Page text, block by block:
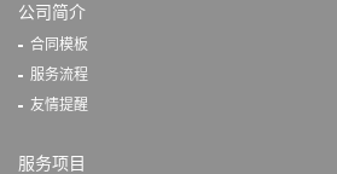
公司简介
合同模板
服务流程
友情提醒
服务项目